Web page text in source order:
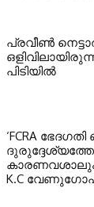
പ്രവീൺ
പിടിയിൽ
‘FCRA
കാരണവശാലും
K.C